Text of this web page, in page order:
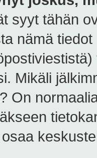
syyt tähän
nämä
Mikäli
On